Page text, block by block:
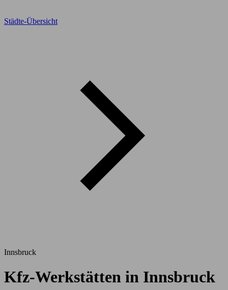
Städte-Übersicht
Innsbruck
Kfz-Werkstätten in Innsbruck